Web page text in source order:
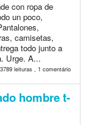
con ropa de
un poco,
camisetas,
todo junto a
Urge. A...
3789 leituras , 1 comentário
hombre t-